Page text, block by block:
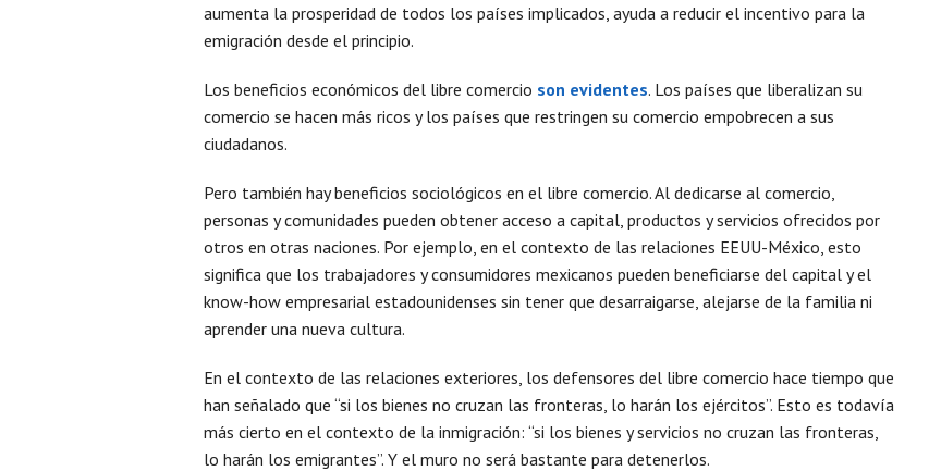
aumenta la prosperidad de todos los países implicados, ayuda a reducir el incentivo para la
emigración desde el principio.
Los beneficios económicos del libre comercio son evidentes. Los países que liberalizan su
comercio se hacen más ricos y los países que restringen su comercio empobrecen a sus
ciudadanos.
Pero también hay beneficios sociológicos en el libre comercio. Al dedicarse al comercio,
personas y comunidades pueden obtener acceso a capital, productos y servicios ofrecidos por
otros en otras naciones. Por ejemplo, en el contexto de las relaciones EEUU-México, esto
significa que los trabajadores y consumidores mexicanos pueden beneficiarse del capital y el
know-how empresarial estadounidenses sin tener que desarraigarse, alejarse de la familia ni
aprender una nueva cultura.
En el contexto de las relaciones exteriores, los defensores del libre comercio hace tiempo que
han señalado que “si los bienes no cruzan las fronteras, lo harán los ejércitos”. Esto es todavía
más cierto en el contexto de la inmigración: “si los bienes y servicios no cruzan las fronteras,
lo harán los emigrantes”. Y el muro no será bastante para detenerlos.